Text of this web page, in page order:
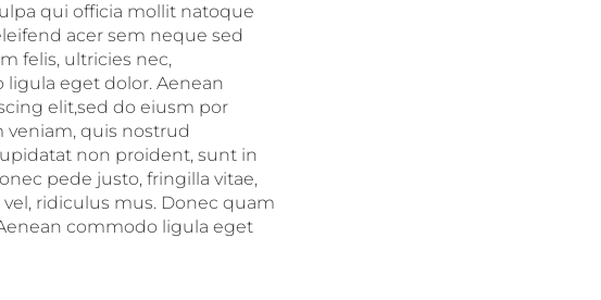
qui officia mollit natoque
acer sem neque sed
felis, ultricies nec,
eget dolor. Aenean
elit,sed do eiusm por
quis nostrud
non proident, sunt in
pede justo, fringilla vitae,
ridiculus mus. Donec quam
commodo ligula eget